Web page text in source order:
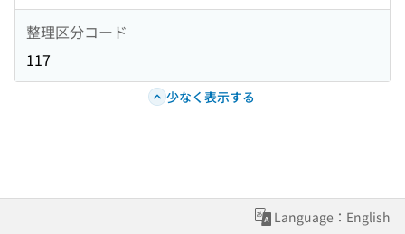
整理区分コード
117
少なく表示する
Language：English